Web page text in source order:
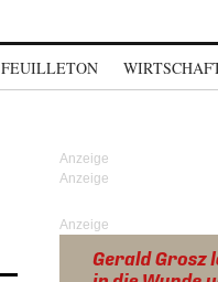
FEUILLETON
Anzeige